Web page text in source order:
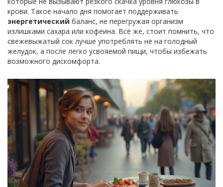
крови. Такое начало дня помогает поддерживать
энергетический баланс, не перегружая организм
излишками сахара или кофеина. Всё же, стоит помнить, что
свежевыжатый сок лучше употреблять не на голодный
желудок, а после легко усвояемой пищи, чтобы избежать
возможного дискомфорта.